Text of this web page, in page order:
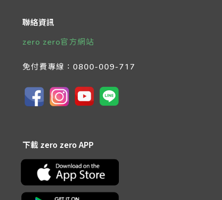
聯絡資訊
zero zero官方網站
免付費專線： 0800-009-717
下載 zero zero APP